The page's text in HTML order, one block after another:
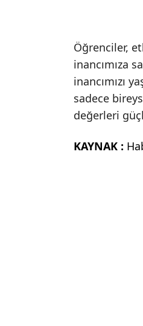
Öğrenciler,
inancımıza
inancımızı
sadece
değerleri
KAYNAK :